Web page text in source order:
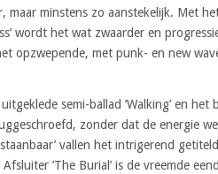
maar minstens zo aanstekelijk. Met
wordt het wat zwaarder en
opzwepende, met punk- en new
semi-ballad ’Walking’ en
zonder dat de energie
vallen het intrigerend
Afsluiter ’The Burial’ is de vreemde